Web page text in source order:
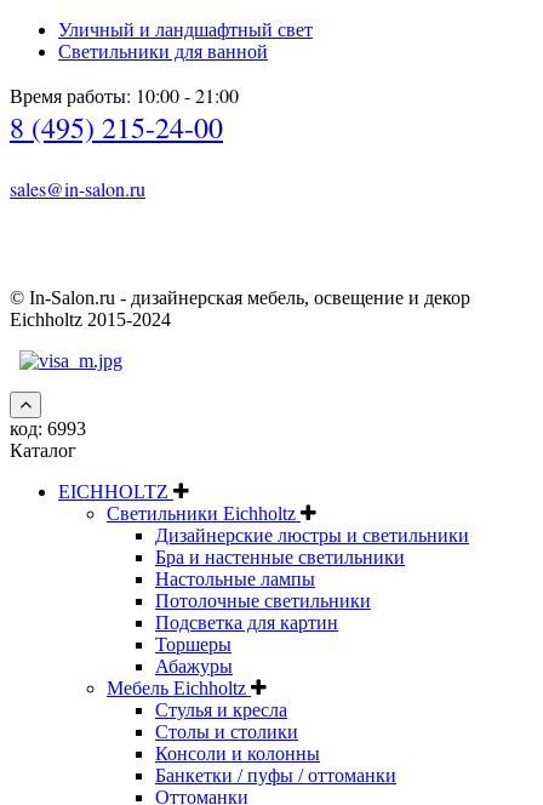
Уличный и ландшафтный свет
Светильники для ванной
Время работы: 10:00 - 21:00
8 (495) 215-24-00
sales@in-salon.ru
© In-Salon.ru - дизайнерская мебель, освещение и декор
Eichholtz 2015-2024
код: 6993
Каталог
EICHHOLTZ
Светильники Eichholtz
Дизайнерские люстры и светильники
Бра и настенные светильники
Настольные лампы
Потолочные светильники
Подсветка для картин
Торшеры
Абажуры
Мебель Eichholtz
Стулья и кресла
Столы и столики
Консоли и колонны
Банкетки / пуфы / оттоманки
Оттоманки